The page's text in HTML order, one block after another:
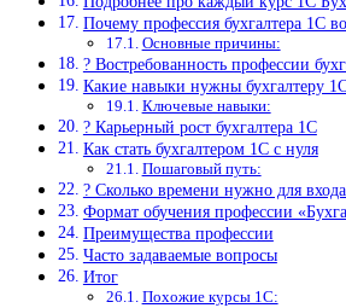
Почему профессия бухгалтера 1С
Основные причины:
? Востребованность профессии
Какие навыки нужны бухгалтеру
Ключевые навыки:
? Карьерный рост бухгалтера 1С
Как стать бухгалтером 1С с нуля
Пошаговый путь:
? Сколько времени нужно для
Формат обучения профессии
Преимущества профессии
Часто задаваемые вопросы
Итог
Похожие курсы 1С: